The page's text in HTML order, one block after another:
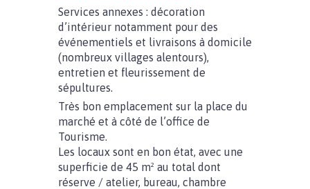
Services annexes : décoration
d’intérieur notamment pour des
événementiels et livraisons à domicile
(nombreux villages alentours),
entretien et fleurissement de
sépultures.
Très bon emplacement sur la place du
marché et à côté de l’office de
Tourisme.
Les locaux sont en bon état, avec une
superficie de 45 m² au total dont
réserve / atelier, bureau, chambre